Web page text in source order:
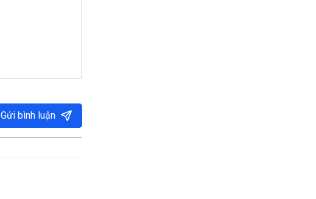
Gửi bình luận